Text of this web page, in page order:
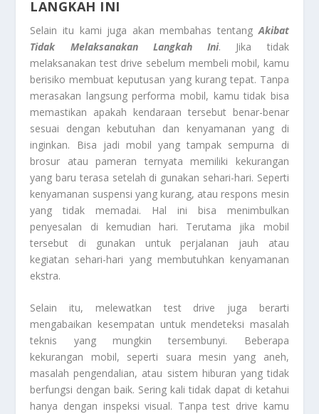
LANGKAH INI
Selain itu kami juga akan membahas tentang Akibat
Tidak Melaksanakan Langkah Ini. Jika tidak
melaksanakan test drive sebelum membeli mobil, kamu
berisiko membuat keputusan yang kurang tepat. Tanpa
merasakan langsung performa mobil, kamu tidak bisa
memastikan apakah kendaraan tersebut benar-benar
sesuai dengan kebutuhan dan kenyamanan yang di
inginkan. Bisa jadi mobil yang tampak sempurna di
brosur atau pameran ternyata memiliki kekurangan
yang baru terasa setelah di gunakan sehari-hari. Seperti
kenyamanan suspensi yang kurang, atau respons mesin
yang tidak memadai. Hal ini bisa menimbulkan
penyesalan di kemudian hari. Terutama jika mobil
tersebut di gunakan untuk perjalanan jauh atau
kegiatan sehari-hari yang membutuhkan kenyamanan
ekstra.
Selain itu, melewatkan test drive juga berarti
mengabaikan kesempatan untuk mendeteksi masalah
teknis yang mungkin tersembunyi. Beberapa
kekurangan mobil, seperti suara mesin yang aneh,
masalah pengendalian, atau sistem hiburan yang tidak
berfungsi dengan baik. Sering kali tidak dapat di ketahui
hanya dengan inspeksi visual. Tanpa test drive kamu